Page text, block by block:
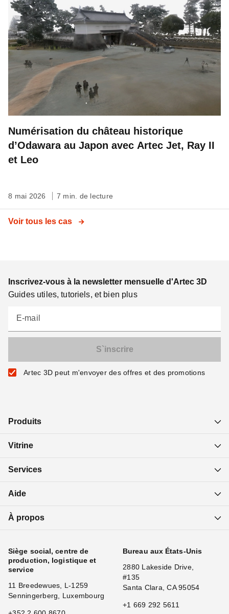
Numérisation du château historique
d’Odawara au Japon avec Artec Jet, Ray II
et Leo
8 mai 2026 7 min. de lecture
Voir tous les cas
Inscrivez-vous à la newsletter mensuelle d'Artec 3D
Guides utiles, tutoriels, et bien plus
E-mail
Artec 3D peut m'envoyer des offres et des promotions
Produits
Vitrine
Services
Aide
À propos
Siège social, centre de
production, logistique et
service
11 Breedewues, L-1259
Senningerberg, Luxembourg
Bureau aux États-Unis
2880 Lakeside Drive,
#135
Santa Clara, CA 95054
+1 669 292 5611